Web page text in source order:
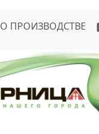
О ПРОИЗВОДСТВЕ